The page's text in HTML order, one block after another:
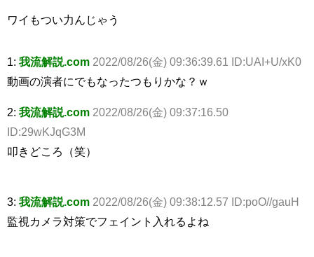
ワイもつい力んじゃう
1: 我流解説.com 2022/08/26(金) 09:36:39.61 ID:UAI+U/xK0
動画の演者にでもなったつもりかな？ｗ
2: 我流解説.com 2022/08/26(金) 09:37:16.50
ID:29wKJqG3M
叩きどころ（笑）
3: 我流解説.com 2022/08/26(金) 09:38:12.57 ID:poO//gauH
監視カメラ対策でフェイント入れるよね